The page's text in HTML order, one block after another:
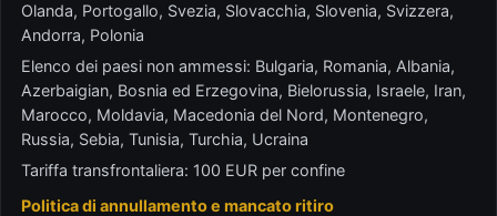
Olanda, Portogallo, Svezia, Slovacchia, Slovenia, Svizzera,
Andorra, Polonia
Elenco dei paesi non ammessi: Bulgaria, Romania, Albania,
Azerbaigian, Bosnia ed Erzegovina, Bielorussia, Israele, Iran,
Marocco, Moldavia, Macedonia del Nord, Montenegro,
Russia, Sebia, Tunisia, Turchia, Ucraina
Tariffa transfrontaliera: 100 EUR per confine
Politica di annullamento e mancato ritiro